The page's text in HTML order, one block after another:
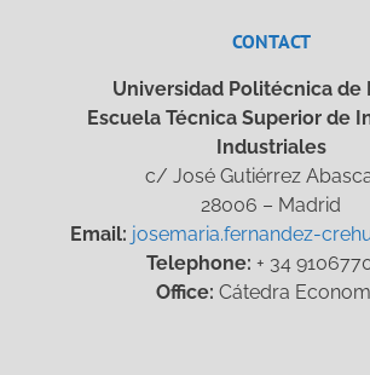
CONTACT
Universidad Politécnica de
Escuela Técnica Superior de
Industriales
c/ José Gutiérrez
28006 – Madrid
Email: josemaria.fernandez-
Telephone: + 34
Office: Cátedra